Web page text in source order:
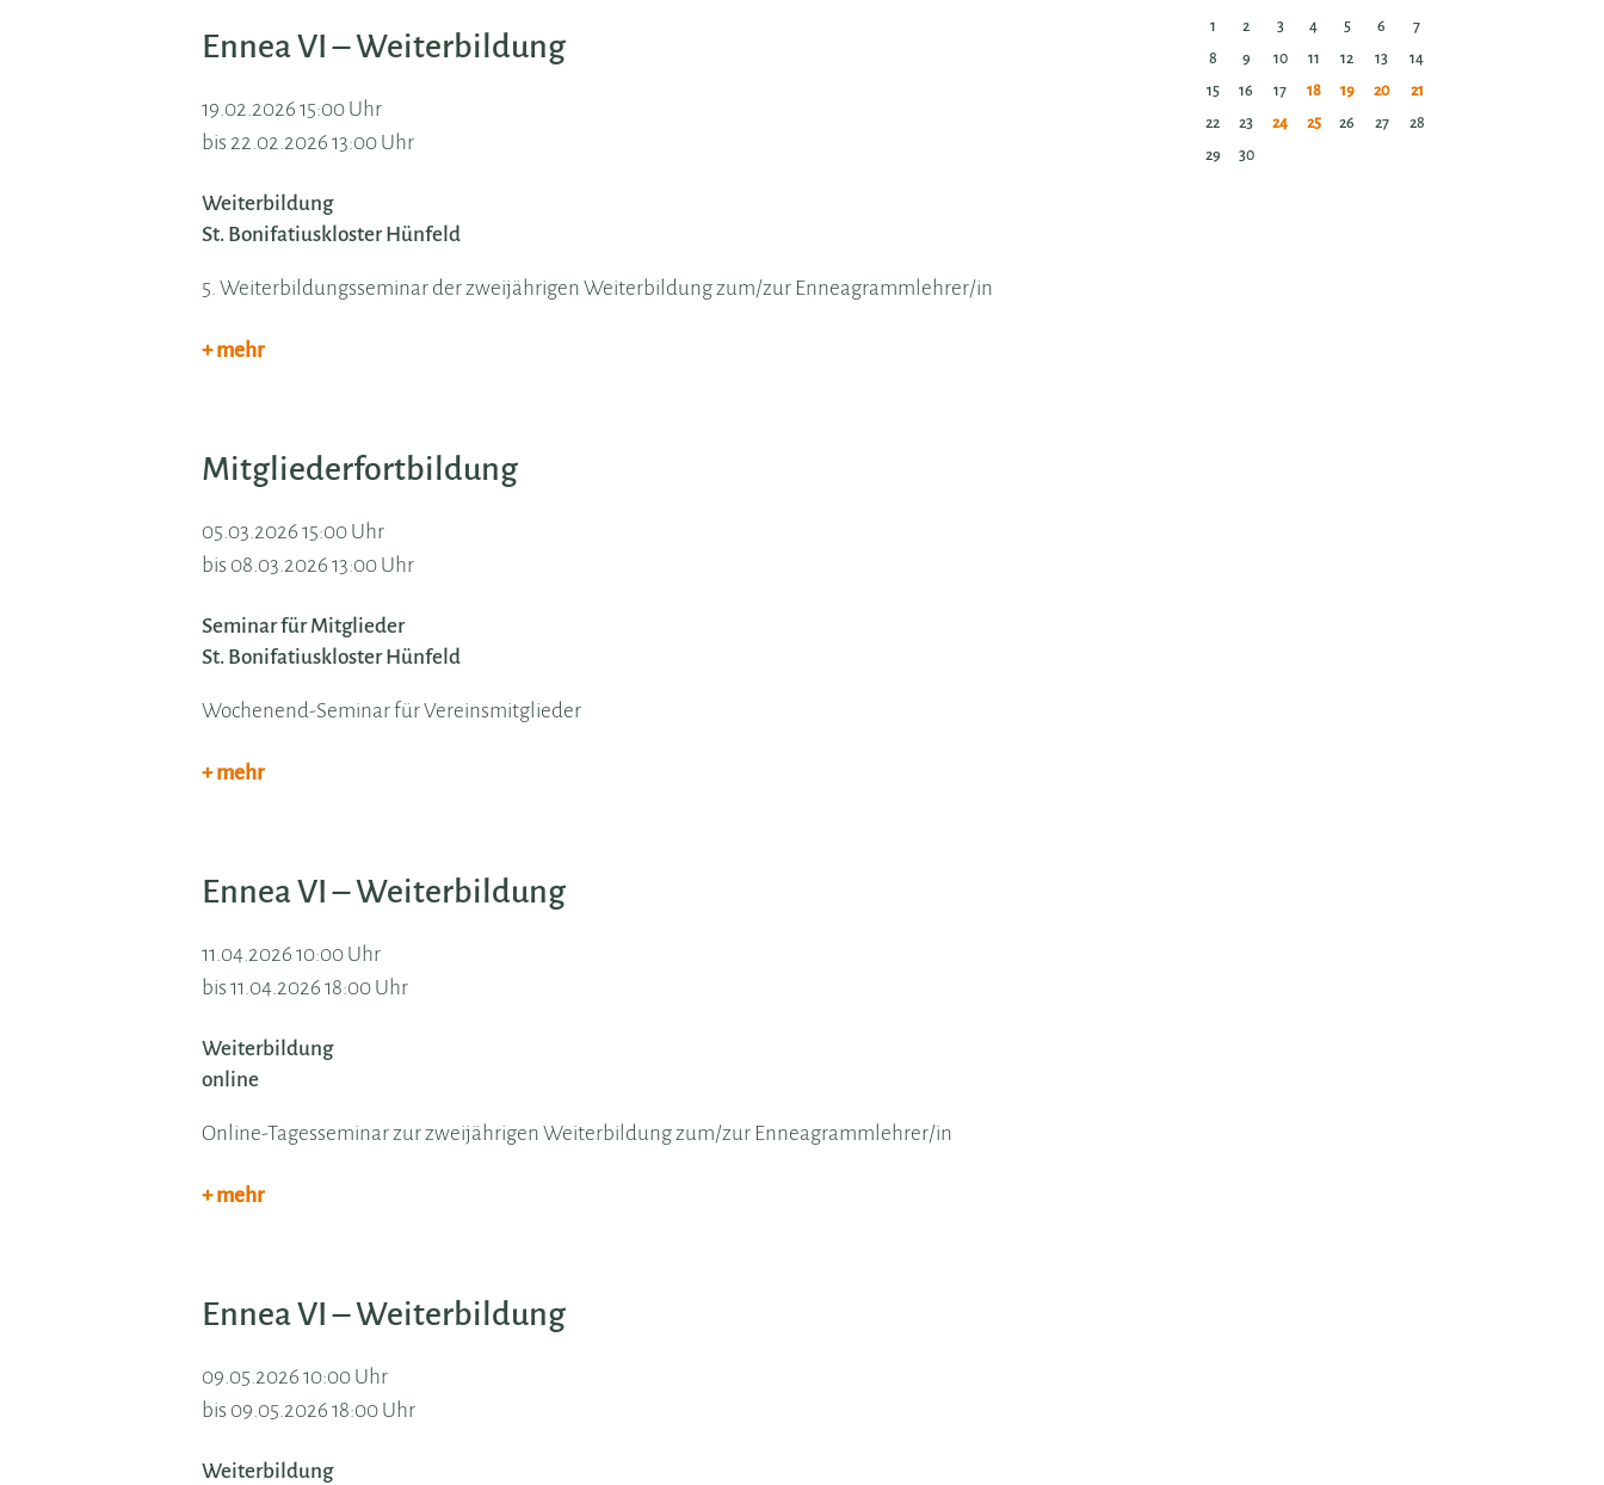
Ennea VI – Weiterbildung
19.02.2026 15:00 Uhr
bis 22.02.2026 13:00 Uhr
Weiterbildung
St. Bonifatiuskloster Hünfeld
5. Weiterbildungsseminar der zweijährigen Weiterbildung zum/zur Enneagrammlehrer/in
+ mehr
Mitgliederfortbildung
05.03.2026 15:00 Uhr
bis 08.03.2026 13:00 Uhr
Seminar für Mitglieder
St. Bonifatiuskloster Hünfeld
Wochenend-Seminar für Vereinsmitglieder
+ mehr
Ennea VI – Weiterbildung
11.04.2026 10:00 Uhr
bis 11.04.2026 18:00 Uhr
Weiterbildung
online
Online-Tagesseminar zur zweijährigen Weiterbildung zum/zur Enneagrammlehrer/in
+ mehr
Ennea VI – Weiterbildung
09.05.2026 10:00 Uhr
bis 09.05.2026 18:00 Uhr
Weiterbildung
1 2 3 4 5 6
7
8
9 10 11 12 13
14
15
16 17 18 19 20
21
22
23 24 25 26 27
28
29
30